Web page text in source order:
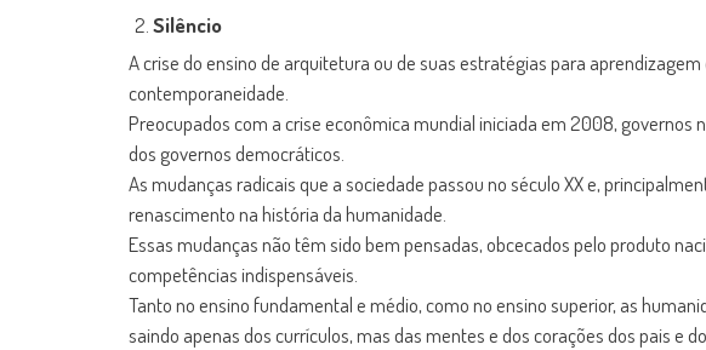
Silêncio
A crise do ensino de arquitetura ou de suas estratégias para
contemporaneidade.
Preocupados com a crise econômica mundial iniciada em 2008,
dos governos democráticos.
As mudanças radicais que a sociedade passou no século XX e,
renascimento na história da humanidade.
Essas mudanças não têm sido bem pensadas, obcecados pelo produto
competências indispensáveis.
Tanto no ensino fundamental e médio, como no ensino superior, as
saindo apenas dos currículos, mas das mentes e dos corações dos pais e